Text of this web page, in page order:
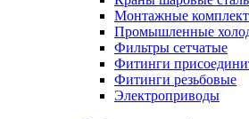
Монтажные
Промышленные
Фильтры сетчатые
Фитинги
Фитинги резьбовые
Электроприводы